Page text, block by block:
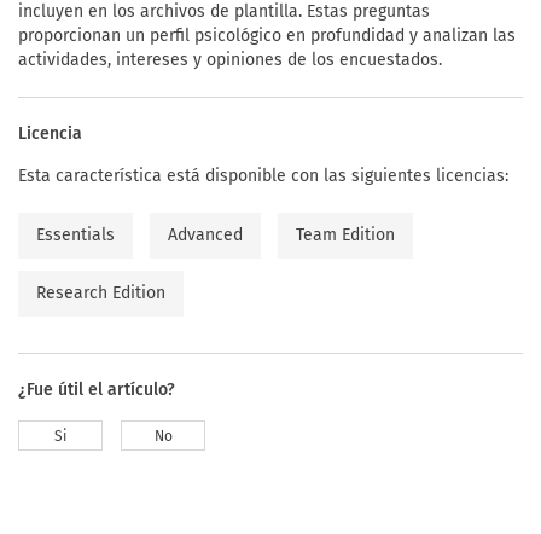
incluyen en los archivos de plantilla. Estas preguntas
proporcionan un perfil psicológico en profundidad y analizan las
actividades, intereses y opiniones de los encuestados.
Licencia
Esta característica está disponible con las siguientes licencias:
Essentials Advanced Team Edition
Research Edition
¿Fue útil el artículo?
Si No